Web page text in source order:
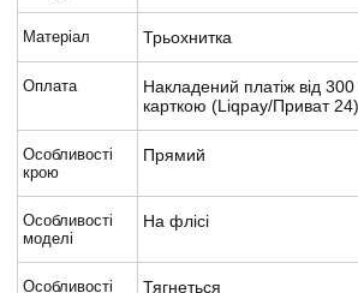
Матеріал Трьохнитка
Оплата
Накладений платіж від
карткою (Liqpay/Приват 24)
Особливості
крою
Прямий
Особливості
моделі
На флісі
Особливості Тягнеться